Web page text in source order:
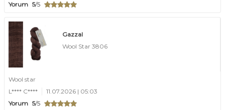
Yorum 5/5
Gazzal
Wool Star 3806
Wool star
L**** C****
11.07.2026 | 05:03
Yorum 5/5